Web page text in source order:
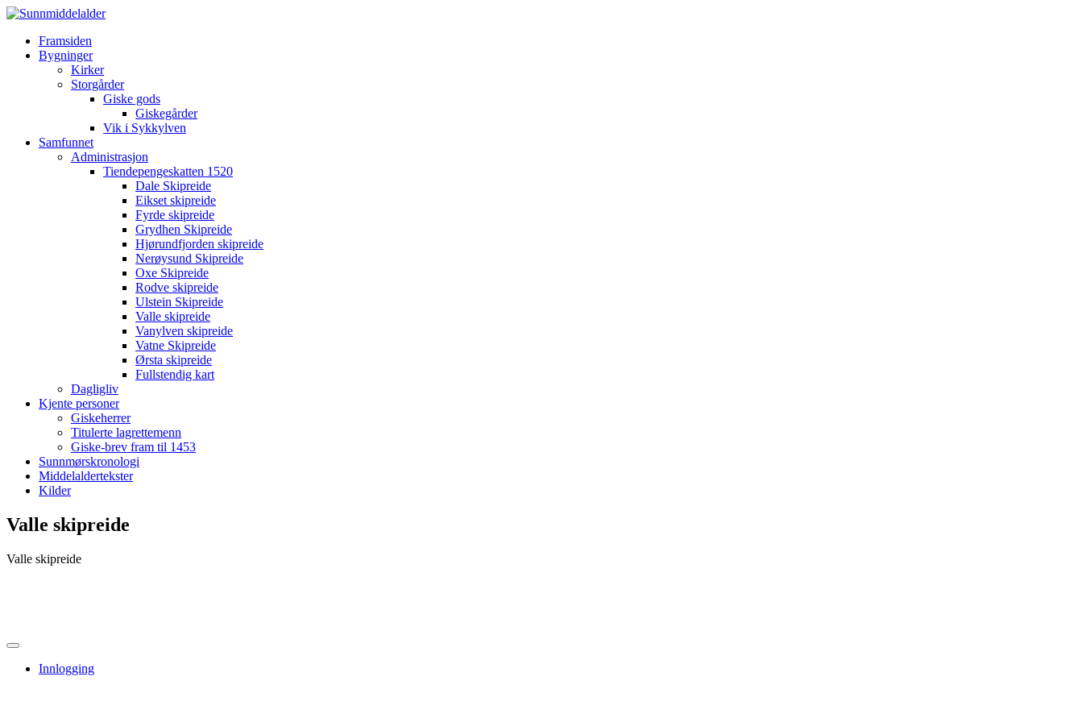
Framsiden
Bygninger
Kirker
Storgårder
Giske gods
Giskegårder
Vik i Sykkylven
Samfunnet
Administrasjon
Tiendepengeskatten 1520
Dale Skipreide
Eikset skipreide
Fyrde skipreide
Grydhen Skipreide
Hjørundfjorden skipreide
Nerøysund Skipreide
Oxe Skipreide
Rodve skipreide
Ulstein Skipreide
Valle skipreide
Vanylven skipreide
Vatne Skipreide
Ørsta skipreide
Fullstendig kart
Dagligliv
Kjente personer
Giskeherrer
Titulerte lagrettemenn
Giske-brev fram til 1453
Sunnmørskronologi
Middelaldertekster
Kilder
Valle skipreide
Valle skipreide
Innlogging